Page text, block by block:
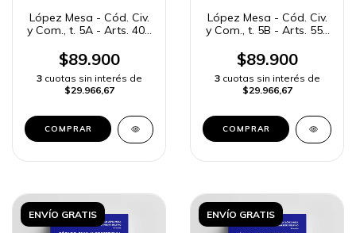
López Mesa - Cód. Civ.
y Com., t. 5A - Arts. 401
$89.900
3 cuotas sin interés de
$29.966,67
COMPRAR
López Mesa - Cód. Civ.
y Com., t. 5B - Arts. 558
$89.900
3 cuotas sin interés de
$29.966,67
COMPRAR
ENVÍO GRATIS ENVÍO GRATIS